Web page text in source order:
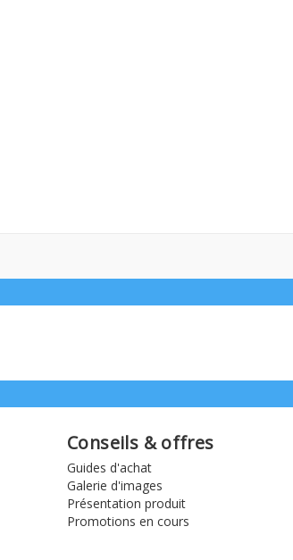
Conseils & offres
Guides d'achat
Galerie d'images
Présentation produit
Promotions en cours